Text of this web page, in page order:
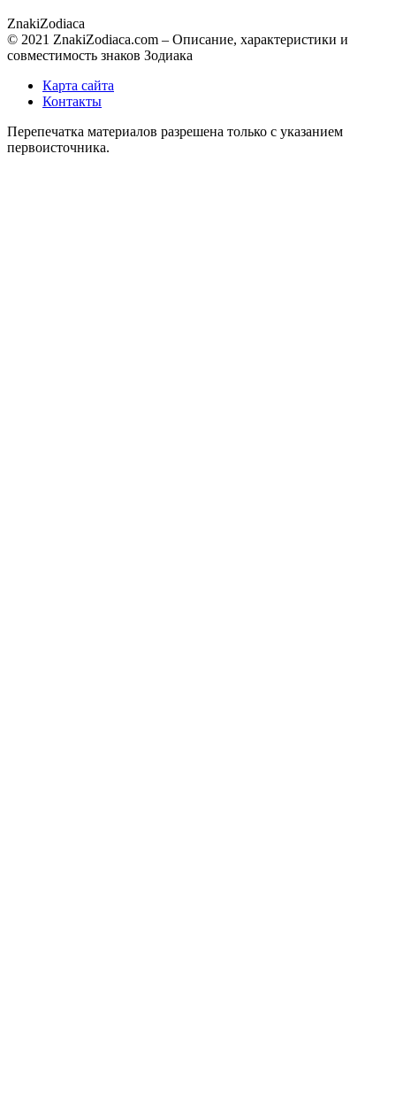
ZnakiZodiaca
© 2021 ZnakiZodiaca.com – Описание, характеристики и
совместимость знаков Зодиака
Карта сайта
Контакты
Перепечатка материалов разрешена только с указанием
первоисточника.